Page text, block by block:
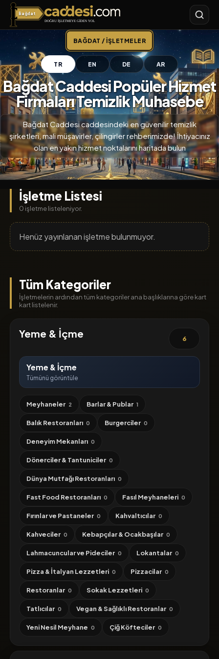
Bağdat
Bağdat Caddesi
BAĞDAT / İŞLETMELER
TR EN DE AR
Bağdat Caddesi Popüler Hizmet
Firmaları Temizlik Muhasebe
Bağdat Caddesi caddesindeki en güvenilir temizlik
şirketleri, mali müşavirler, çilingirler rehberimizde! İhtiyacınız
olan en yakın hizmet noktalarını haritada bulun
İşletme Listesi
0 işletme listeleniyor.
Henüz yayınlanan işletme bulunmuyor.
Tüm Kategoriler
İşletmelerin ardından tüm kategoriler ana başlıklarına göre kart
kart listelenir.
Yeme & İçme 6
Yeme & İçme
Tümünü görüntüle
Meyhaneler 2 Barlar & Publar 1
Balık Restoranları 0 Burgerciler 0
Deneyim Mekanları 0
Dönerciler & Tantuniciler 0
Dünya Mutfağı Restoranları 0
Fast Food Restoranları 0 Fasıl Meyhaneleri 0
Fırınlar ve Pastaneler 0 Kahvaltıcılar 0
Kahveciler 0 Kebapçılar & Ocakbaşılar 0
Lahmacuncular ve Pideciler 0 Lokantalar 0
Pizza & İtalyan Lezzetleri 0 Pizzacilar 0
Restoranlar 0 Sokak Lezzetleri 0
Tatlıcılar 0 Vegan & Sağlıklı Restoranlar 0
Yeni Nesil Meyhane 0 Çiğ Köfteciler 0